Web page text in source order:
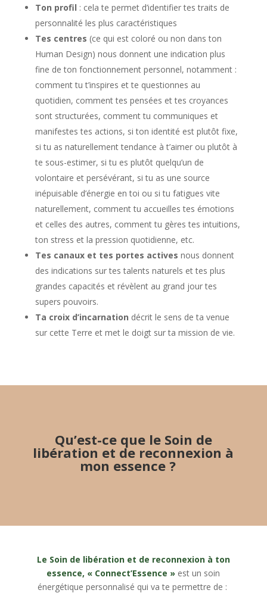
Ton profil : cela te permet d’identifier tes traits de
personnalité les plus caractéristiques
Tes centres (ce qui est coloré ou non dans ton
Human Design) nous donnent une indication plus
fine de ton fonctionnement personnel, notamment :
comment tu t’inspires et te questionnes au
quotidien, comment tes pensées et tes croyances
sont structurées, comment tu communiques et
manifestes tes actions, si ton identité est plutôt fixe,
si tu as naturellement tendance à t’aimer ou plutôt à
te sous-estimer, si tu es plutôt quelqu’un de
volontaire et persévérant, si tu as une source
inépuisable d’énergie en toi ou si tu fatigues vite
naturellement, comment tu accueilles tes émotions
et celles des autres, comment tu gères tes intuitions,
ton stress et la pression quotidienne, etc.
Tes canaux et tes portes actives nous donnent
des indications sur tes talents naturels et tes plus
grandes capacités et révèlent au grand jour tes
supers pouvoirs.
Ta croix d’incarnation décrit le sens de ta venue
sur cette Terre et met le doigt sur ta mission de vie.
Qu’est-ce que le Soin de
libération et de reconnexion à
mon essence ?
Le Soin de libération et de reconnexion à ton
essence, « Connect’Essence » est un soin
énergétique personnalisé qui va te permettre de :